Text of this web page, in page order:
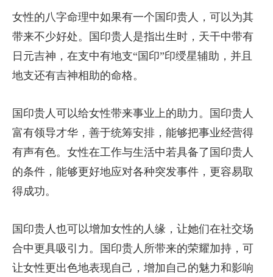
女性的八字命理中如果有一个国印贵人，可以为其
带来不少好处。国印贵人是指出生时，天干中带有
日元吉神，在支中有地支“国印”印绶星辅助，并且
地支还有吉神相助的命格。
国印贵人可以给女性带来事业上的助力。国印贵人
富有领导才华，善于统筹安排，能够把事业经营得
有声有色。女性在工作与生活中若具备了国印贵人
的条件，能够更好地应对各种突发事件，更容易取
得成功。
国印贵人也可以增加女性的人缘，让她们在社交场
合中更具吸引力。国印贵人所带来的荣耀加持，可
让女性更出色地表现自己，增加自己的魅力和影响